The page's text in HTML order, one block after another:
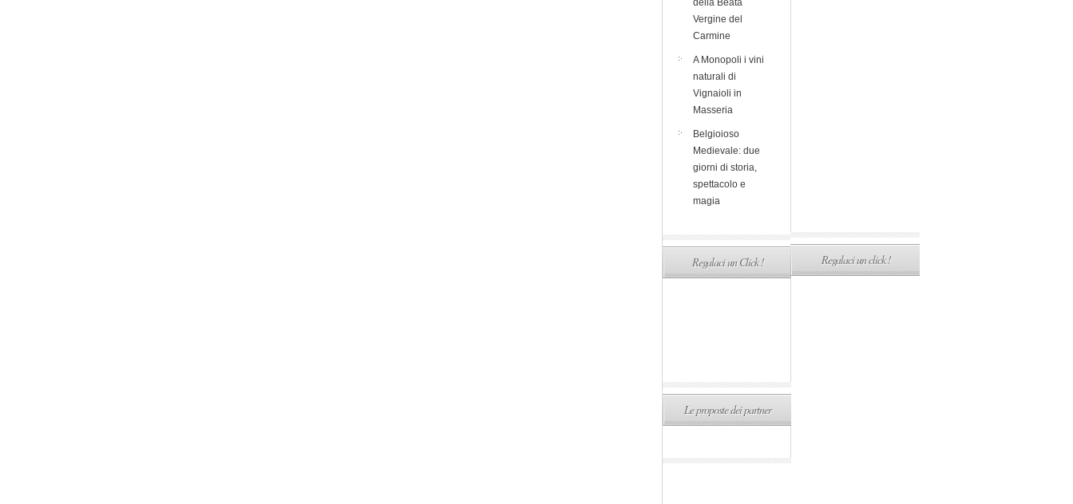
della Beata
Vergine del
Carmine
A Monopoli i vini
naturali di
Vignaioli in
Masseria
Belgioioso
Medievale: due
giorni di storia,
spettacolo e
magia
Regalaci un Click !
Le proposte dei partner
Regalaci un click !